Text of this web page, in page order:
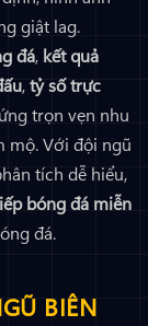
giật lag.
đá, kết quả
,tỷ số trực
trọn vẹn nhu
mộ. Với đội ngũ
tích dễ hiểu,
bóng đá miễn
đá.
BIÊN